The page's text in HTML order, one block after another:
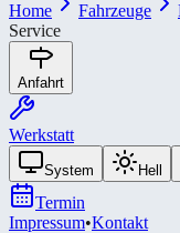
Home
Fahrzeuge
Service
Anfahrt
Werkstatt
System Hell
Termin
Impressum•Kontakt